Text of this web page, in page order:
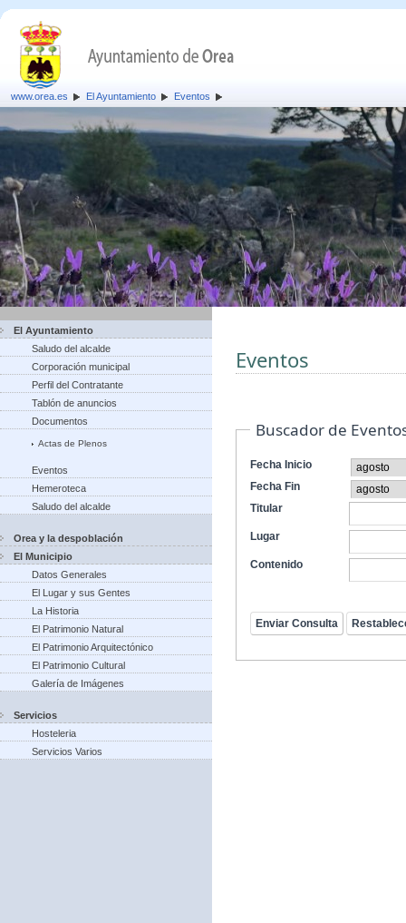
www.orea.es El Ayuntamiento Eventos
El Ayuntamiento
Saludo del alcalde
Corporación municipal
Perfil del Contratante
Tablón de anuncios
Documentos
Actas de Plenos
Eventos
Hemeroteca
Saludo del alcalde
Orea y la despoblación
El Municipio
Datos Generales
El Lugar y sus Gentes
La Historia
El Patrimonio Natural
El Patrimonio Arquitectónico
El Patrimonio Cultural
Galería de Imágenes
Servicios
Hosteleria
Servicios Varios
Eventos
Buscador de
Fecha Inicio
Fecha Fin
Titular
Lugar
Contenido